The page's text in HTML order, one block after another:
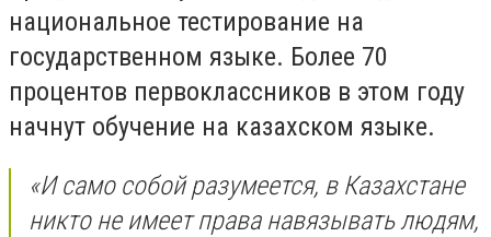
национальное тестирование на
государственном языке. Более 70
процентов первоклассников в этом году
начнут обучение на казахском языке.
«И само собой разумеется, в Казахстане
никто не имеет права навязывать людям,